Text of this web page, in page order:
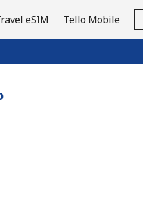
eSIM Tello Mobile